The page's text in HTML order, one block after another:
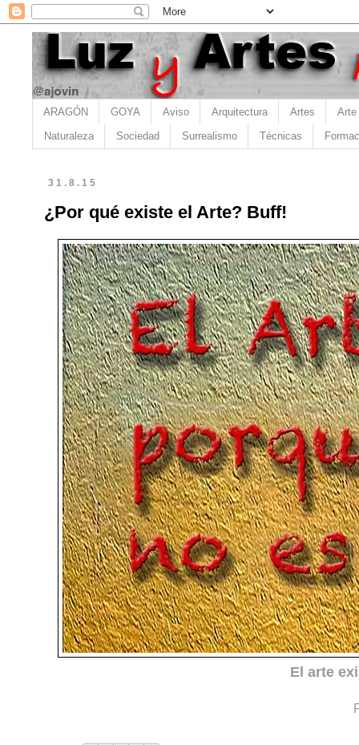
ARAGÓN GOYA Aviso Arquitectura Artes Arte
Naturaleza Sociedad Surrealismo Técnicas
31.8.15
¿Por qué existe el Arte? Buff!
El arte